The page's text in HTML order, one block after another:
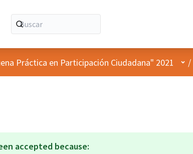
Práctica en Participación Ciudadana" 2021 /
accepted because: